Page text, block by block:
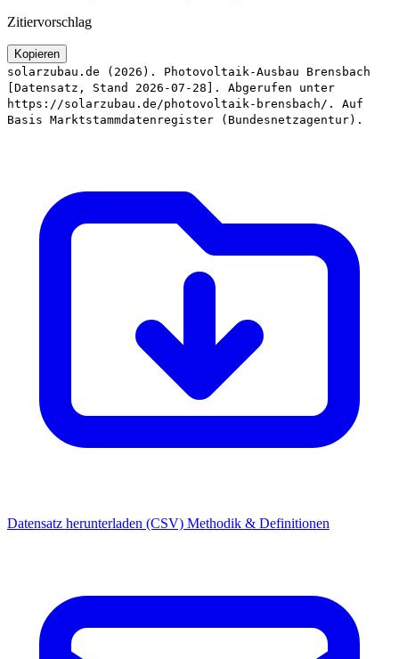
Zitiervorschlag
Kopieren
solarzubau.de (2026). Photovoltaik-Ausbau Brensbach
[Datensatz, Stand 2026-07-28]. Abgerufen unter
https://solarzubau.de/photovoltaik-brensbach/. Auf
Basis Marktstammdatenregister (Bundesnetzagentur).
Datensatz herunterladen (CSV) Methodik & Definitionen